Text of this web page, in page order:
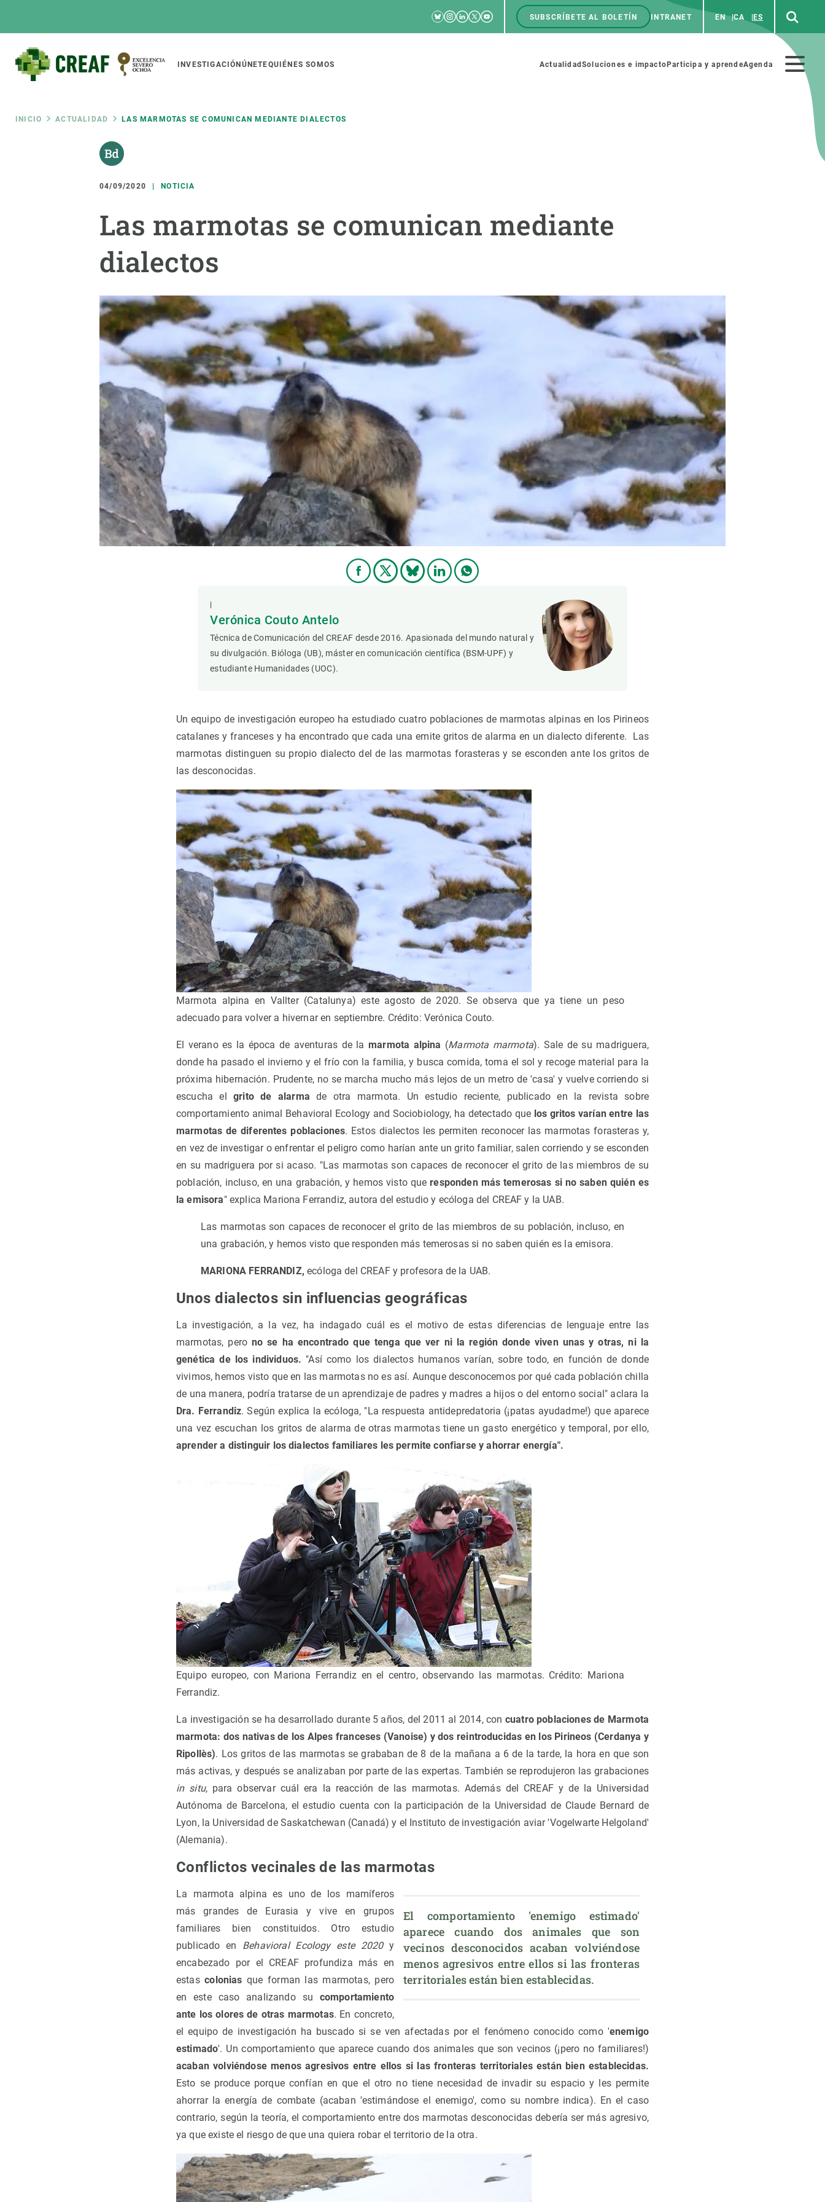
RRSS
Bluesky
Instagram
Linkedin
TwitterYoutube
Menú
top
SUBSCRÍBETE AL BOLETÍN INTRANET EN CA ES
Main
navigation
INVESTIGACIÓN ÚNETEQUIÉNES SOMOS
Menú
Actualidad Soluciones e impacto Participa y aprendeAgenda
Ruta
INICIO ACTUALIDAD LAS MARMOTAS SE COMUNICAN MEDIANTE DIALECTOS
04/09/2020 NOTICIA
Las marmotas se comunican mediante
dialectos
Verónica Couto Antelo
Técnica de Comunicación del CREAF desde 2016. Apasionada del mundo natural y
su divulgación. Bióloga (UB), máster en comunicación científica (BSM-UPF) y
estudiante Humanidades (UOC).
Un equipo de investigación europeo ha estudiado cuatro poblaciones de marmotas alpinas en los Pirineos
catalanes y franceses y ha encontrado que cada una emite gritos de alarma en un dialecto diferente. Las
marmotas distinguen su propio dialecto del de las marmotas forasteras y se esconden ante los gritos de
las desconocidas.
Marmota alpina en Vallter (Catalunya) este agosto de 2020. Se observa que ya tiene un peso
adecuado para volver a hivernar en septiembre. Crédito: Verónica Couto.
El verano es la época de aventuras de lamarmota alpina (Marmota marmota). Sale de su madriguera,
donde ha pasado el invierno y el frío con la familia, y busca comida, toma el sol y recoge material para la
próxima hibernación. Prudente, no se marcha mucho más lejos de un metro de 'casa' y vuelve corriendo si
escucha elgrito de alarma de otra marmota. Un estudio reciente, publicado en la revista sobre
comportamiento animal Behavioral Ecology and Sociobiology, ha detectado que los gritos varían entre las
marmotas de diferentes poblaciones. Estos dialectos les permiten reconocer las marmotas forasteras y,
en vez de investigar o enfrentar el peligro como harían ante un grito familiar, salen corriendo y se esconden
en su madriguera por si acaso. "Las marmotas son capaces de reconocer el grito de las miembros de su
población, incluso, en una grabación, y hemos visto queresponden más temerosas si no saben quién es
la emisora" explica Mariona Ferrandiz, autora del estudio y ecóloga del CREAF y la UAB.
Las marmotas son capaces de reconocer el grito de las miembros de su población, incluso, en
una grabación, y hemos visto que responden más temerosas si no saben quién es la emisora.
MARIONA FERRANDIZ, ecóloga del CREAF y profesora de la UAB.
Unos dialectos sin influencias geográficas
La investigación, a la vez, ha indagado cuál es el motivo de estas diferencias de lenguaje entre las
marmotas, perono se ha encontrado que tenga que ver ni la región donde viven unas y otras, ni la
genética de los individuos. "Así como los dialectos humanos varían, sobre todo, en función de donde
vivimos, hemos visto que en las marmotas no es así. Aunque desconocemos por qué cada población chilla
de una manera, podría tratarse de un aprendizaje de padres y madres a hijos o del entorno social" aclara la
Dra. Ferrandiz. Según explica la ecóloga, "La respuesta antidepredatoria (¡patas ayudadme!) que aparece
una vez escuchan los gritos de alarma de otras marmotas tiene un gasto energético y temporal, por ello,
aprender a distinguir los dialectos familiares les permite confiarse y ahorrar energía".
Equipo europeo, con Mariona Ferrandiz en el centro, observando las marmotas. Crédito: Mariona
Ferrandiz.
La investigación se ha desarrollado durante 5 años, del 2011 al 2014, con cuatro poblaciones de Marmota
marmota: dos nativas de los Alpes franceses (Vanoise) y dos reintroducidas en los Pirineos (Cerdanya y
Ripollès). Los gritos de las marmotas se grababan de 8 de la mañana a 6 de la tarde, la hora en que son
más activas, y después se analizaban por parte de las expertas. También se reprodujeron las grabaciones
in situ, para observar cuál era la reacción de las marmotas. Además del CREAF y de la Universidad
Autónoma de Barcelona, el estudio cuenta con la participación de la Universidad de Claude Bernard de
Lyon, la Universidad de Saskatchewan (Canadá) y el Instituto de investigación aviar 'Vogelwarte Helgoland'
(Alemania).
Conflictos vecinales de las marmotas
El comportamiento 'enemigo estimado'
aparece cuando dos animales que son
vecinos desconocidos acaban volviéndose
menos agresivos entre ellos si las fronteras
territoriales están bien establecidas.
La marmota alpina es uno de los mamíferos
más grandes de Eurasia y vive en grupos
familiares bien constituidos. Otro estudio
publicado en Behavioral Ecology este 2020y
encabezado por el CREAF profundiza más en
estascolonias que forman las marmotas, pero
en este caso analizando su comportamiento
ante los olores de otras marmotas. En concreto,
el equipo de investigación ha buscado si se ven afectadas por el fenómeno conocido como 'enemigo
estimado'. Un comportamiento que aparece cuando dos animales que son vecinos (¡pero no familiares!)
acaban volviéndose menos agresivos entre ellos si las fronteras territoriales están bien establecidas.
Esto se produce porque confían en que el otro no tiene necesidad de invadir su espacio y les permite
ahorrar la energía de combate (acaban 'estimándose el enemigo', como su nombre indica). En el caso
contrario, según la teoría, el comportamiento entre dos marmotas desconocidas debería ser más agresivo,
ya que existe el riesgo de que una quiera robar el territorio de la otra.
Featured
responsive
Responsive
menu
SOBRE NOSOTROS
Organización institucional
Equidad, Diversidad e Inclusión (EDI)
Oficina de prensa
Ciencia abierta y gestión del conocimiento
Biodiversidad
Temas transversales
Publicaciones
Synthesis Actions
Soluciones Estrategia de Recursos Humanos
Programa de másteres y doctorado
Visitante o sabático
Seminarios y actividades internas
Te ofrecemos formación
NOTICIAS Y AGENDA
Eventos anteriores
Cambio global
Funcionamiento de los ecosistemas